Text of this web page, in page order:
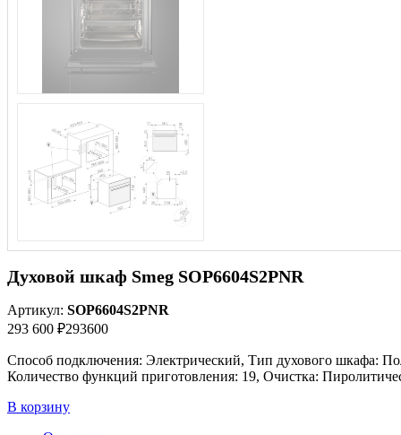
Духовой шкаф Smeg SOP6604S2PNR
Артикул: SOP6604S2PNR
293 600 ₽293600
Способ подключения: Электрический, Тип духового шкафа:
Количество функций приготовления: 19, Очистка:
В корзину